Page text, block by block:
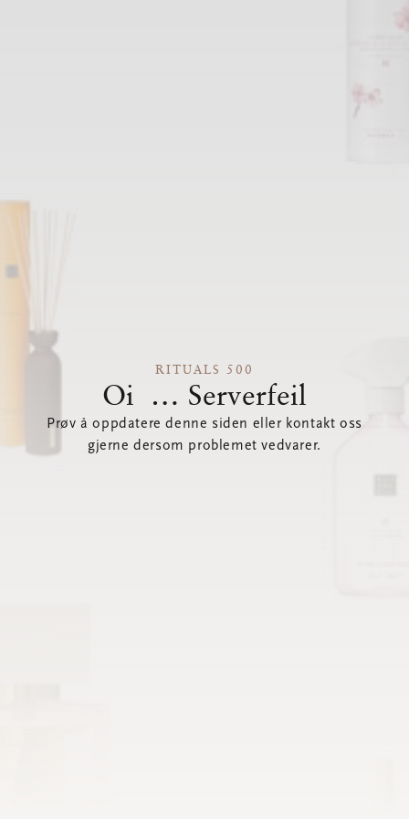
RITUALS 500
Oi … Serverfeil
Prøv å oppdatere denne siden eller kontakt oss
gjerne dersom problemet vedvarer.